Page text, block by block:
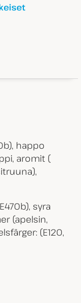
happo
aromit (
syra
(apelsin,
(E120,